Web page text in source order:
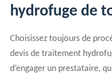
hydrofuge de
Choisissez toujours de
devis de traitement
d’engager un prestataire,